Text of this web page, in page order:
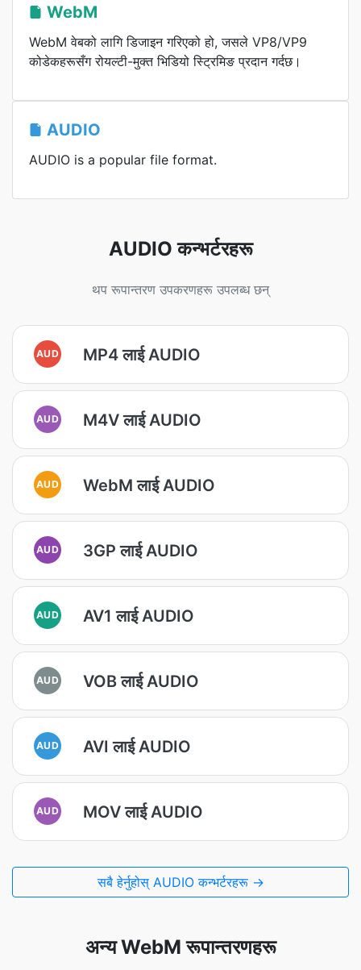
WebM
WebM वेबको लागि डिजाइन गरिएको हो, जसले VP8/VP9
कोडेकहरूसँग रोयल्टी-मुक्त भिडियो स्ट्रिमिङ प्रदान गर्दछ।
AUDIO
AUDIO is a popular file format.
AUDIO कन्भर्टरहरू
थप रूपान्तरण उपकरणहरू उपलब्ध छन्
AUD MP4 लाई AUDIO
AUD M4V लाई AUDIO
AUD WebM लाई AUDIO
AUD 3GP लाई AUDIO
AUD AV1 लाई AUDIO
AUD VOB लाई AUDIO
AUD AVI लाई AUDIO
AUD MOV लाई AUDIO
सबै हेर्नुहोस् AUDIO कन्भर्टरहरू →
अन्य WebM रूपान्तरणहरू